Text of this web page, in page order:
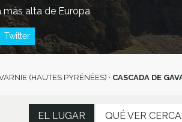
más alta de Europa
Twitter
(HAUTES PYRÉNÉES) · CASCADA DE
EL LUGAR QUÉ VER CERCA